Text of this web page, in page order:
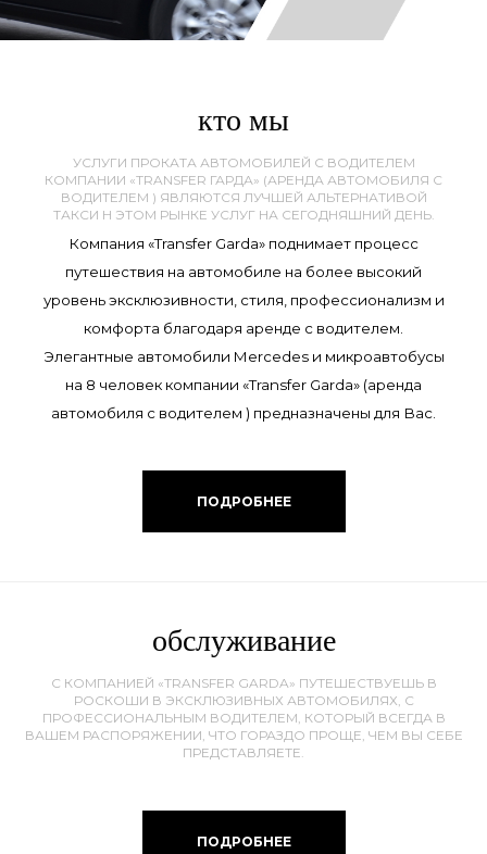
кто мы
УСЛУГИ ПРОКАТА АВТОМОБИЛЕЙ С ВОДИТЕЛЕМ
КОМПАНИИ «TRANSFER ГАРДА» (АРЕНДА АВТОМОБИЛЯ С
ВОДИТЕЛЕМ ) ЯВЛЯЮТСЯ ЛУЧШЕЙ АЛЬТЕРНАТИВОЙ
ТАКСИ Н ЭТОМ РЫНКЕ УСЛУГ НА СЕГОДНЯШНИЙ ДЕНЬ.
Компания «Transfer Garda» поднимает процесс
путешествия на автомобиле на более высокий
уровень эксклюзивности, стиля, профессионализм и
комфорта благодаря аренде с водителем.
Элегантные автомобили Mercedes и микроавтобусы
на 8 человек компании «Transfer Garda» (аренда
автомобиля с водителем ) предназначены для Вас.
ПОДРОБНЕЕ
обслуживание
С КОМПАНИЕЙ «TRANSFER GARDA» ПУТЕШЕСТВУЕШЬ В
РОСКОШИ В ЭКСКЛЮЗИВНЫХ АВТОМОБИЛЯХ, С
ПРОФЕССИОНАЛЬНЫМ ВОДИТЕЛЕМ, КОТОРЫЙ ВСЕГДА В
ВАШЕМ РАСПОРЯЖЕНИИ, ЧТО ГОРАЗДО ПРОЩЕ, ЧЕМ ВЫ СЕБЕ
ПРЕДСТАВЛЯЕТЕ.
ПОДРОБНЕЕ